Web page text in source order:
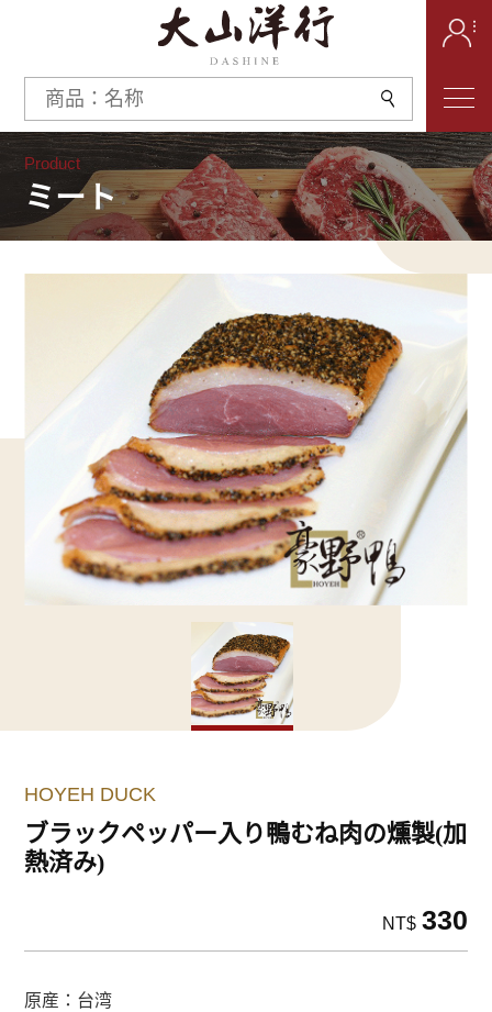
Product
ミート
HOYEH DUCK
ブラックペッパー入り鴨むね肉の燻製(加
熱済み)
NT$ 330
原産：台湾